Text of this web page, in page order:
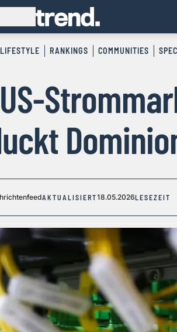
LIFESTYLE RANKINGS COMMUNITIES
AKTUALISIERT18.05.2026LESEZEIT